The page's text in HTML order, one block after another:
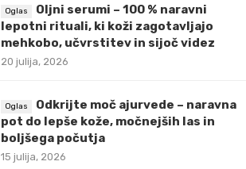
Oljni serumi – 100 % naravni
lepotni rituali, ki koži zagotavljajo
mehkobo, učvrstitev in sijoč videz
20 julija, 2026
Odkrijte moč ajurvede – naravna
pot do lepše kože, močnejših las in
boljšega počutja
15 julija, 2026